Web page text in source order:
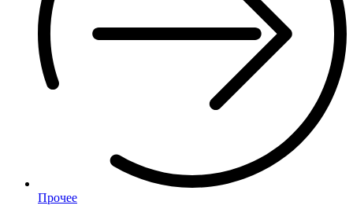
Прочее